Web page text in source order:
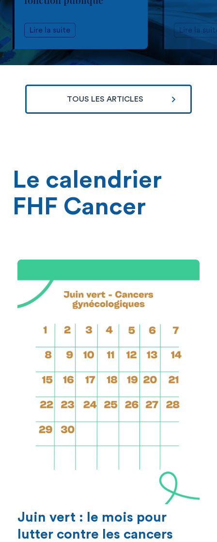
Lire la suite Lire la
TOUS LES ARTICLES
Le calendrier
FHF Cancer
Juin vert : le mois pour
lutter contre les cancers